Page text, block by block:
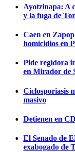
Ayotzinapa: A
y la fuga de
Caen en
homicidios en
Pide regidora
en Mirador de
Ciclosporiasis
masivo
Detienen en
El Senado de
exabogado de